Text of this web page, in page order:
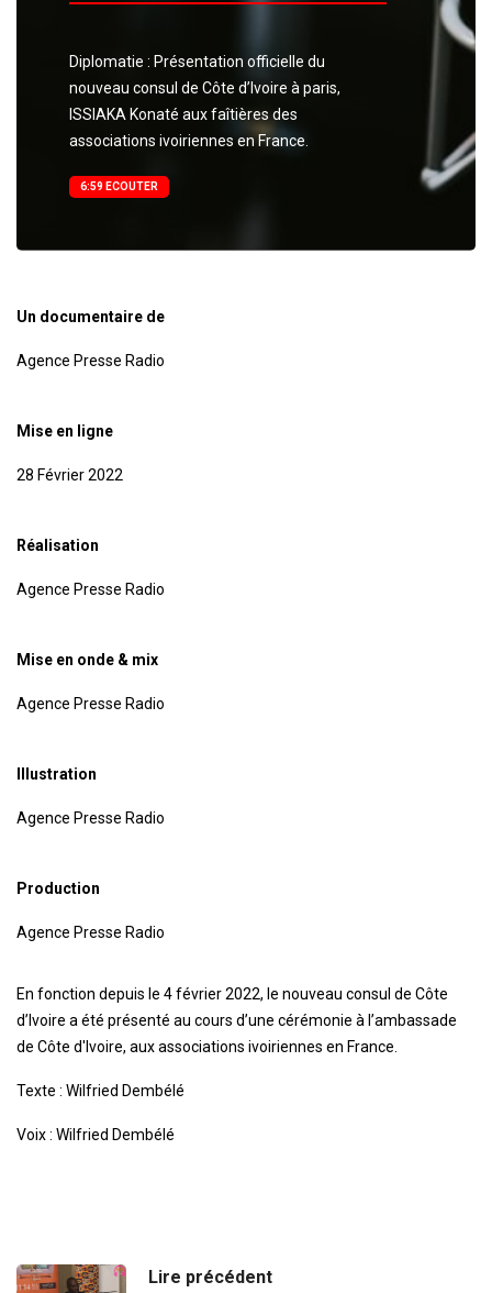
Diplomatie : Présentation officielle du
nouveau consul de Côte d’Ivoire à paris,
ISSIAKA Konaté aux faîtières des
associations ivoiriennes en France.
6:59 ECOUTER
Un documentaire de
Agence Presse Radio
Mise en ligne
28 Février 2022
Réalisation
Agence Presse Radio
Mise en onde & mix
Agence Presse Radio
Illustration
Agence Presse Radio
Production
Agence Presse Radio
En fonction depuis le 4 février 2022, le nouveau consul de Côte
d’Ivoire a été présenté au cours d’une cérémonie à l’ambassade
de Côte d'Ivoire, aux associations ivoiriennes en France.
Texte : Wilfried Dembélé
Voix : Wilfried Dembélé
Lire précédent